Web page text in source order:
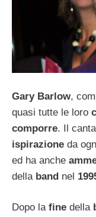
Gary Barlow,
quasi tutte le loro
comporre. Il
ispirazione da
ed ha anche
della band nel
Dopo la fine della